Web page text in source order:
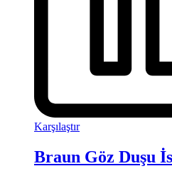
Karşılaştır
Braun Göz Duşu